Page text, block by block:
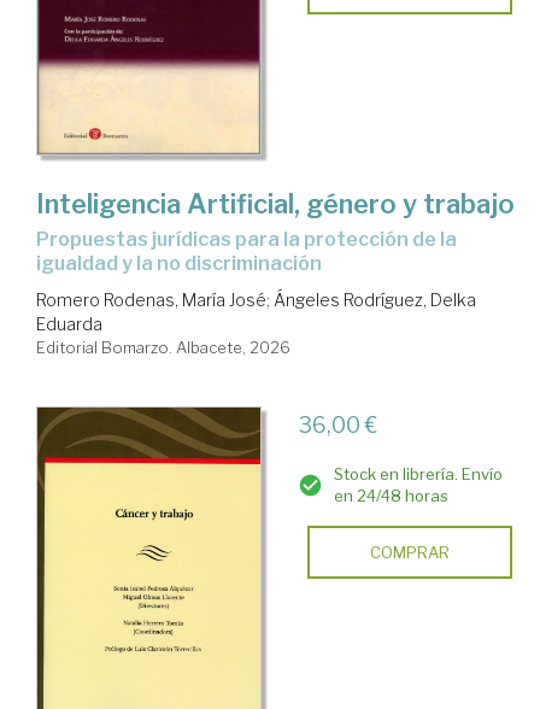
Inteligencia Artificial, género y trabajo
propuestas jurídicas para la protección de la
igualdad y la no discriminación
Romero Rodenas, María José; Ángeles Rodríguez, Delka
Eduarda
Editorial Bomarzo. Albacete, 2026
36,00 €
Stock en librería. Envío
en 24/48 horas
COMPRAR